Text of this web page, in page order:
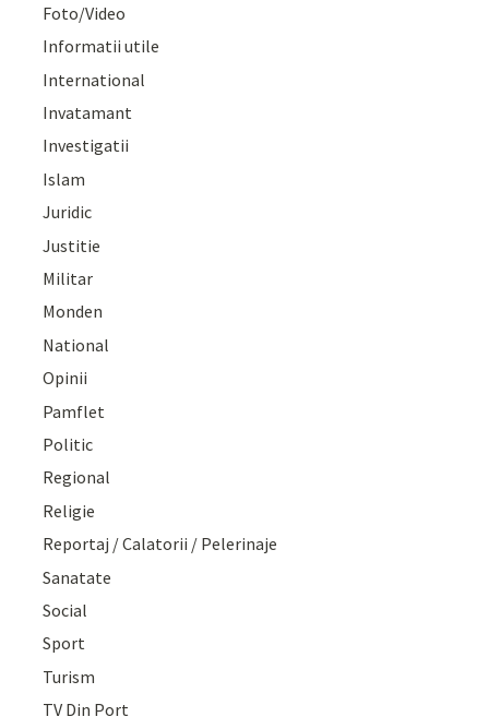
Foto/Video
Informatii utile
International
Invatamant
Investigatii
Islam
Juridic
Justitie
Militar
Monden
National
Opinii
Pamflet
Politic
Regional
Religie
Reportaj / Calatorii / Pelerinaje
Sanatate
Social
Sport
Turism
TV Din Port